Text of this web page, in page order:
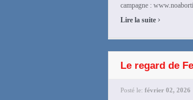
campagne :
Lire la suite ›
Le regard de
Posté le: février 02, 2026